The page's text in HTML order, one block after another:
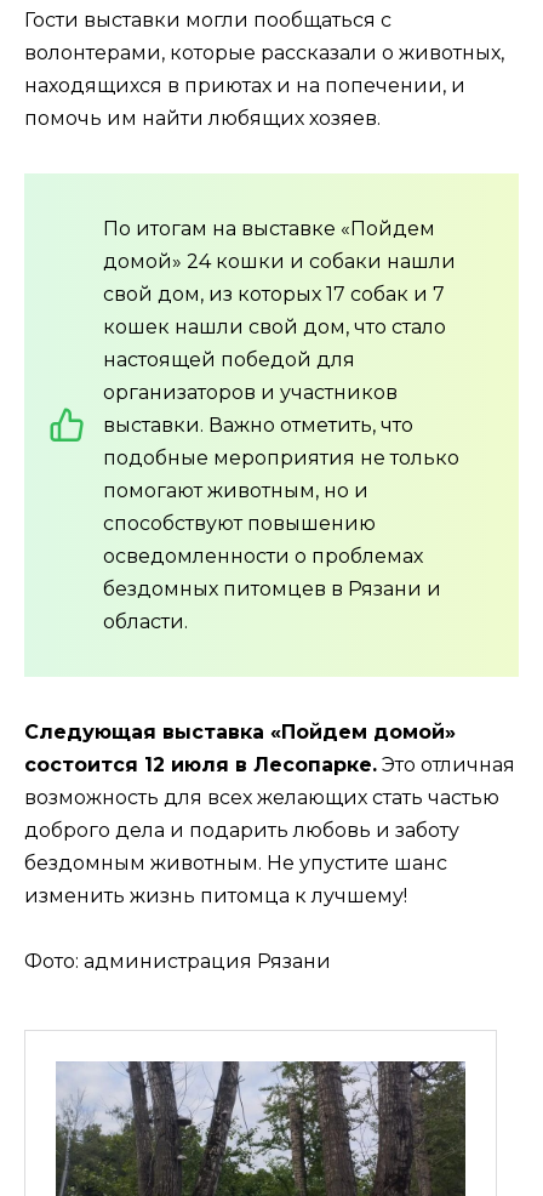
Гости выставки могли пообщаться с
волонтерами, которые рассказали о животных,
находящихся в приютах и на попечении, и
помочь им найти любящих хозяев.
По итогам на выставке «Пойдем
домой» 24 кошки и собаки нашли
свой дом, из которых 17 собак и 7
кошек нашли свой дом, что стало
настоящей победой для
организаторов и участников
выставки. Важно отметить, что
подобные мероприятия не только
помогают животным, но и
способствуют повышению
осведомленности о проблемах
бездомных питомцев в Рязани и
области.
Следующая выставка «Пойдем домой»
состоится 12 июля в Лесопарке. Это отличная
возможность для всех желающих стать частью
доброго дела и подарить любовь и заботу
бездомным животным. Не упустите шанс
изменить жизнь питомца к лучшему!
Фото: администрация Рязани